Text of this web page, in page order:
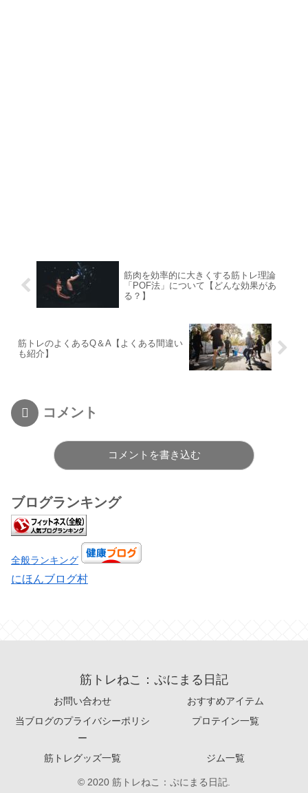
筋肉を効率的に大きくする筋トレ理論
「POF法」について【どんな効果があ
る？】
筋トレのよくあるQ＆A【よくある間違い
も紹介】
コメント
コメントを書き込む
ブログランキング
全般ランキング
にほんブログ村
筋トレねこ：ぷにまる日記
お問い合わせ
おすすめアイテム
当ブログのプライバシーポリシ
ー
プロテイン一覧
筋トレグッズ一覧 ジム一覧
© 2020 筋トレねこ：ぷにまる日記.